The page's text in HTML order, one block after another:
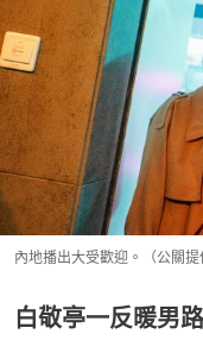
內地播出大受歡迎。（公關提
白敬亭一反暖男